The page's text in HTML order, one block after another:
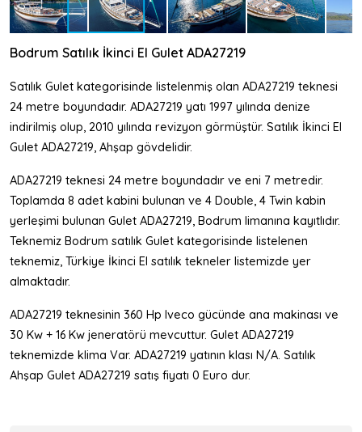
Bodrum Satılık İkinci El Gulet ADA27219
Satılık Gulet kategorisinde listelenmiş olan ADA27219 teknesi
24 metre boyundadır. ADA27219 yatı 1997 yılında denize
indirilmiş olup, 2010 yılında revizyon görmüştür. Satılık İkinci El
Gulet ADA27219, Ahşap gövdelidir.
ADA27219 teknesi 24 metre boyundadır ve eni 7 metredir.
Toplamda 8 adet kabini bulunan ve 4 Double, 4 Twin kabin
yerleşimi bulunan Gulet ADA27219, Bodrum limanına kayıtlıdır.
Teknemiz Bodrum satılık Gulet kategorisinde listelenen
teknemiz, Türkiye İkinci El satılık tekneler listemizde yer
almaktadır.
ADA27219 teknesinin 360 Hp Iveco gücünde ana makinası ve
30 Kw + 16 Kw jeneratörü mevcuttur. Gulet ADA27219
teknemizde klima Var. ADA27219 yatının klası N/A. Satılık
Ahşap Gulet ADA27219 satış fiyatı 0 Euro dur.